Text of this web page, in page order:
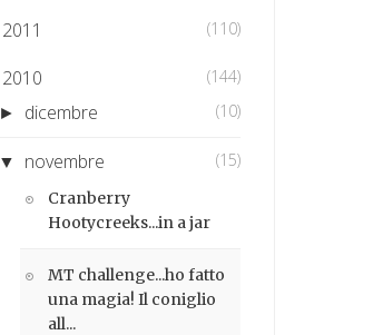
2011 (110)
2010 (144)
► dicembre (10)
▼ novembre (15)
Cranberry
Hootycreeks...in a jar
MT challenge...ho fatto
una magia! Il coniglio
all...